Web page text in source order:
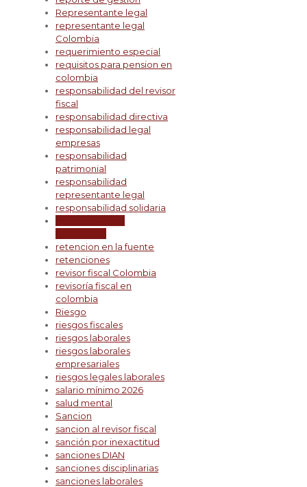
Representante legal
representante legal
Colombia
requerimiento especial
requisitos para pension en
colombia
responsabilidad del revisor
fiscal
responsabilidad directiva
responsabilidad legal
empresas
responsabilidad
patrimonial
responsabilidad
representante legal
responsabilidad solidaria
retencion en la fuente
retenciones
revisor fiscal Colombia
revisoría fiscal en
colombia
Riesgo
riesgos fiscales
riesgos laborales
riesgos laborales
empresariales
riesgos legales laborales
salario mínimo 2026
salud mental
Sancion
sancion al revisor fiscal
sanción por inexactitud
sanciones DIAN
sanciones disciplinarias
sanciones laborales